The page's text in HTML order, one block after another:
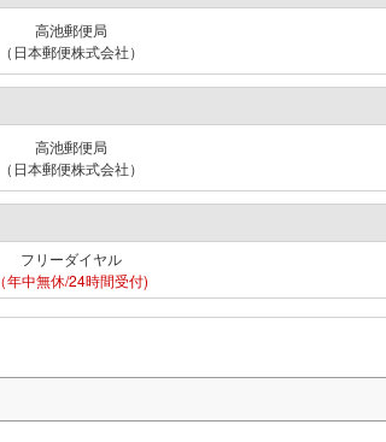
高池郵便局
（日本郵便株式会社）
高池郵便局
（日本郵便株式会社）
フリーダイヤル
（年中無休/24時間受付)